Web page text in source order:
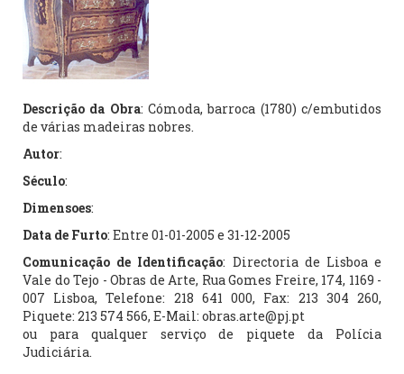
Descrição da Obra: Cómoda, barroca (1780) c/embutidos
de várias madeiras nobres.
Autor:
Século:
Dimensoes:
Data de Furto: Entre 01-01-2005 e 31-12-2005
Comunicação de Identificação: Directoria de Lisboa e
Vale do Tejo - Obras de Arte, Rua Gomes Freire, 174, 1169 -
007 Lisboa, Telefone: 218 641 000, Fax: 213 304 260,
Piquete: 213 574 566, E-Mail: obras.arte@pj.pt
ou para qualquer serviço de piquete da Polícia
Judiciária.